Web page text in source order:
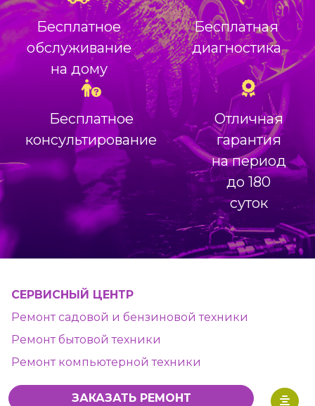
Бесплатное
обслуживание
на дому
Бесплатная
диагностика
Бесплатное
консультирование
Отличная
гарантия
на период
до 180
суток
СЕРВИСНЫЙ ЦЕНТР
Ремонт садовой и бензиновой техники
Ремонт бытовой техники
Ремонт компьютерной техники
ЗАКАЗАТЬ РЕМОНТ